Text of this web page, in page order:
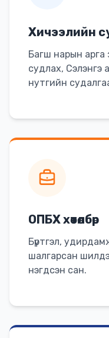
Хичээлийн
Багш нарын арга
судлах, Сэлэнгэ
нутгийн
ОПБХ хөтөлбөр
Бүртгэл,
шалгарсан
нэгдсэн сан.